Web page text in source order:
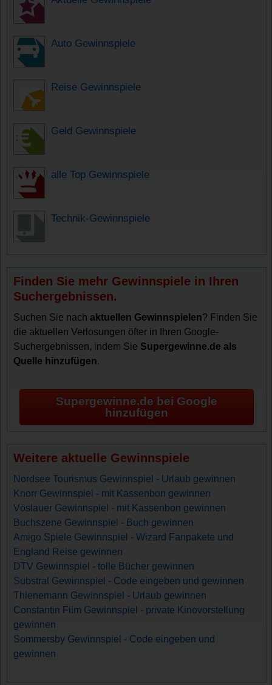
Auto Gewinnspiele
Reise Gewinnspiele
Geld Gewinnspiele
alle Top Gewinnspiele
Technik-Gewinnspiele
Finden Sie mehr Gewinnspiele in Ihren
Suchergebnissen.
Suchen Sie nachaktuellen Gewinnspielen? Finden Sie
die aktuellen Verlosungen öfter in Ihren Google-
Suchergebnissen, indem Sie Supergewinne.de als
Quelle hinzufügen.
Supergewinne.de bei Google
hinzufügen
Weitere aktuelle Gewinnspiele
Nordsee Tourismus Gewinnspiel - Urlaub gewinnen
Knorr Gewinnspiel - mit Kassenbon gewinnen
Vöslauer Gewinnspiel - mit Kassenbon gewinnen
Buchszene Gewinnspiel - Buch gewinnen
Amigo Spiele Gewinnspiel - Wizard Fanpakete und
England Reise gewinnen
DTV Gewinnspiel - tolle Bücher gewinnen
Substral Gewinnspiel - Code eingeben und gewinnen
Thienemann Gewinnspiel - Urlaub gewinnen
Constantin Film Gewinnspiel - private Kinovorstellung
gewinnen
Sommersby Gewinnspiel - Code eingeben und
gewinnen